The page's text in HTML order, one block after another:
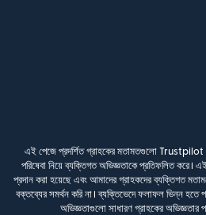
এই পেজে প্রদর্শিত গ্রাহকের মতামতগুলো Trustpilot
পরিষেবা নিয়ে ব্যক্তিগত অভিজ্ঞতাকে প্রতিফলিত করে।
প্রদান করা হয়েছে এবং আমাদের গ্রাহকদের ব্যক্তিগত
বক্তব্যের সমর্থন করি না। ব্যক্তিভেদে ফলাফল ভিন্ন হতে
অভিজ্ঞতাগুলো সাধারণ গ্রাহকের অভিজ্ঞতার